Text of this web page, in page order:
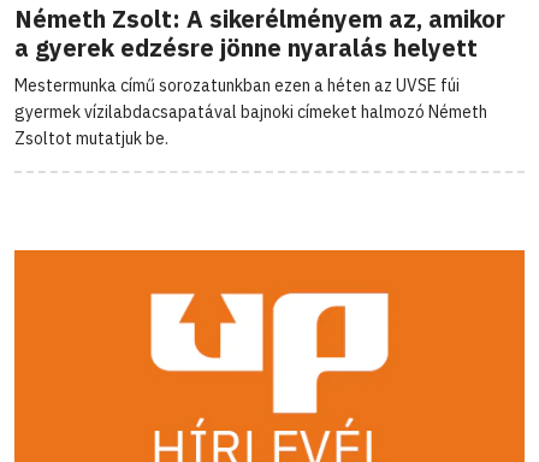
Németh Zsolt: A sikerélményem az, amikor
a gyerek edzésre jönne nyaralás helyett
Mestermunka című sorozatunkban ezen a héten az UVSE fúi
gyermek vízilabdacsapatával bajnoki címeket halmozó Németh
Zsoltot mutatjuk be.